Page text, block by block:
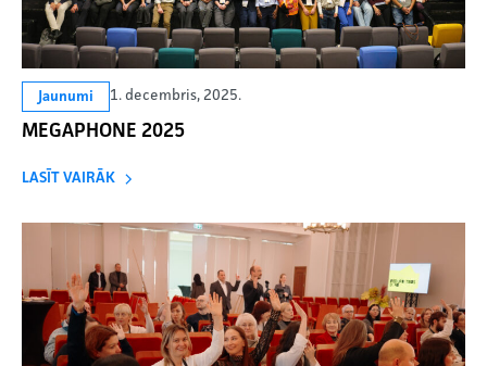
Jaunumi 1. decembris, 2025.
MEGAPHONE 2025
LASĪT VAIRĀK